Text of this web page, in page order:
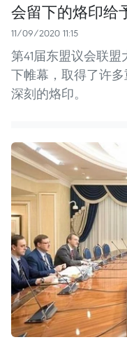
会留下的烙印给
11/09/2020 11:15
第41届东盟议会联盟
下帷幕，取得了许
深刻的烙印。